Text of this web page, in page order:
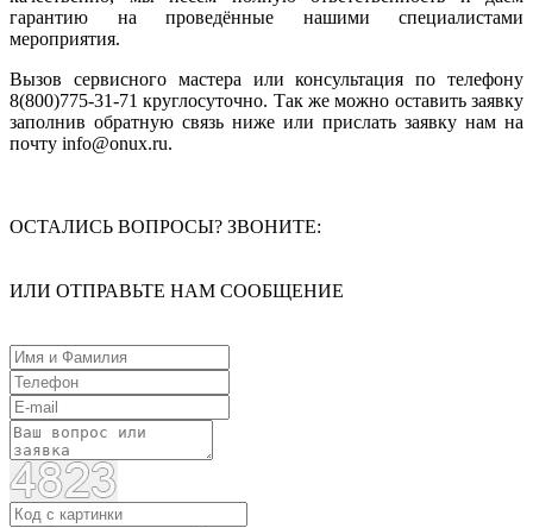
гарантию на проведённые нашими специалистами
мероприятия.
Вызов сервисного мастера или консультация по телефону
8(800)775-31-71 круглосуточно. Так же можно оставить заявку
заполнив обратную связь ниже или прислать заявку нам на
почту info@onux.ru.
ОСТАЛИСЬ ВОПРОСЫ? ЗВОНИТЕ:
ИЛИ ОТПРАВЬТЕ НАМ СООБЩЕНИЕ